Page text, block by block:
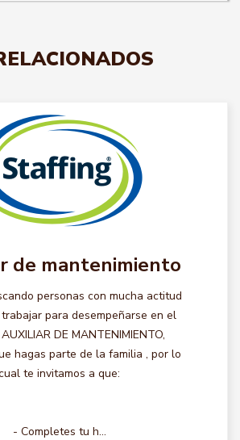
de mantenimiento
personas con mucha actitud
para desempeñarse en el
DE MANTENIMIENTO,
hagas parte de la familia , por lo
te invitamos a que:
- Completes tu h...